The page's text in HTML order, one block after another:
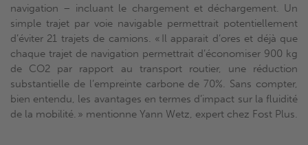
navigation – incluant le chargement et déchargement. Un
simple trajet par voie navigable permettrait potentiellement
d’éviter 21 trajets de camions. « Il apparait d’ores et déjà que
chaque trajet de navigation permettrait d’économiser 900 kg
de CO2 par rapport au transport routier, une réduction
substantielle de l’empreinte carbone de 70%. Sans compter,
bien entendu, les avantages en termes d’impact sur la fluidité
de la mobilité. » mentionne Yann Wetz, expert chez Fost Plus.